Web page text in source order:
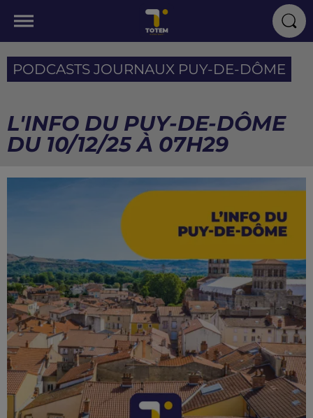
PODCASTS JOURNAUX PUY-DE-DÔME
L'INFO DU PUY-DE-DÔME
DU 10/12/25 À 07H29